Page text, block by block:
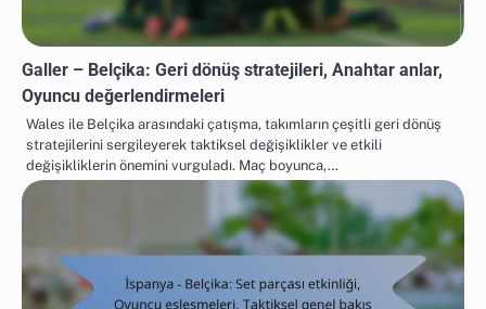
Galler – Belçika: Geri dönüş stratejileri, Anahtar anlar,
Oyuncu değerlendirmeleri
Wales ile Belçika arasındaki çatışma, takımların çeşitli geri dönüş
stratejilerini sergileyerek taktiksel değişiklikler ve etkili
değişikliklerin önemini vurguladı. Maç boyunca,…